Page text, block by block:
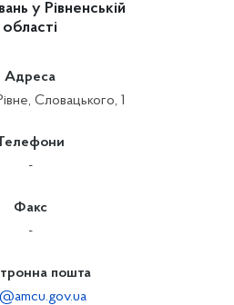
у Рівненській
області
Адреса
Словацького, 1
-
Факс
-
пошта